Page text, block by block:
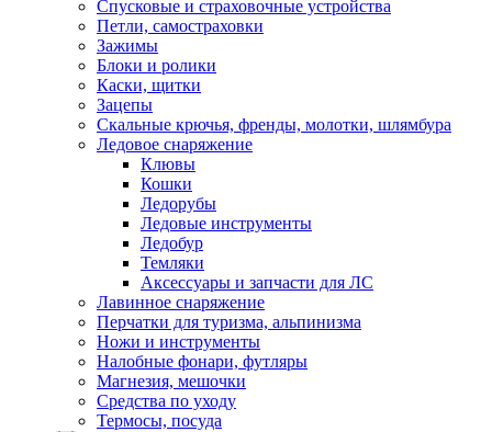
Спусковые и страховочные устройства
Петли, самостраховки
Зажимы
Блоки и ролики
Каски, щитки
Зацепы
Скальные крючья, френды, молотки, шлямбура
Ледовое снаряжение
Клювы
Кошки
Ледорубы
Ледовые инструменты
Ледобур
Темляки
Аксессуары и запчасти для ЛС
Лавинное снаряжение
Перчатки для туризма, альпинизма
Ножи и инструменты
Налобные фонари, футляры
Магнезия, мешочки
Средства по уходу
Термосы, посуда